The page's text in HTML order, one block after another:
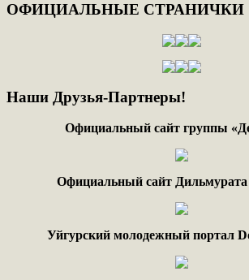
ОФИЦИАЛЬНЫЕ СТРАНИЧКИ
Наши Друзья-Партнеры!
Официальный сайт группы
Официальный сайт Дильмурата
Уйгурский молодежный портал